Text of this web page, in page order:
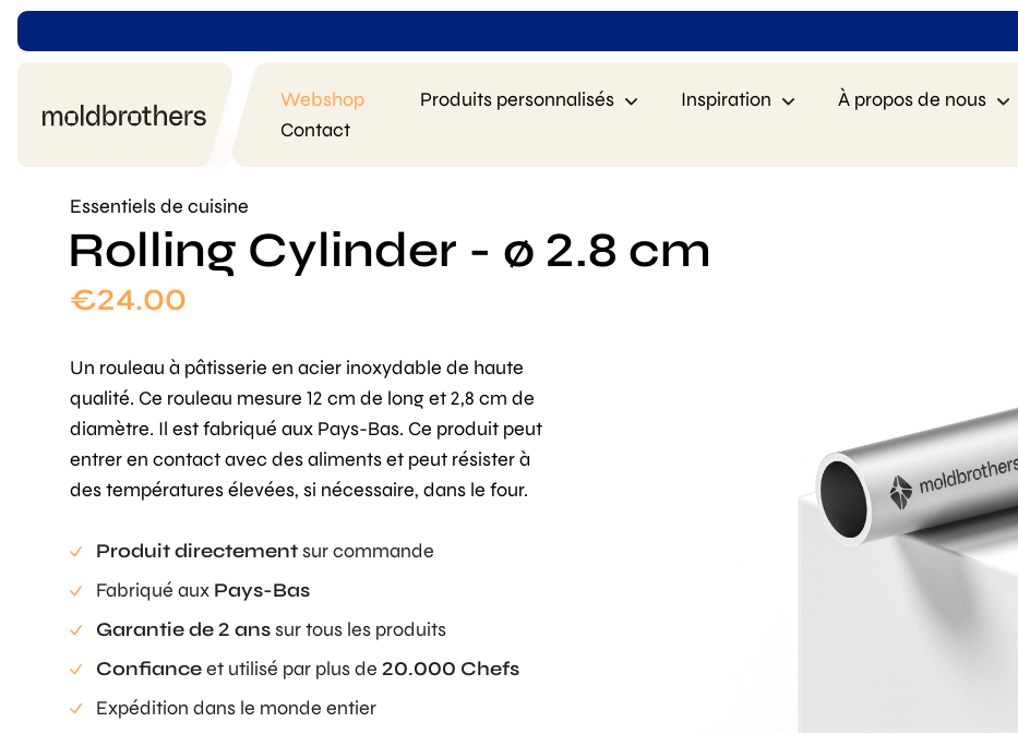
Webshop Produits personnalisés Inspiration
À propos de nous
Contact
Essentiels de cuisine
Rolling Cylinder - ø 2.8 cm
€24.00
Un rouleau à pâtisserie en acier inoxydable de haute
qualité. Ce rouleau mesure 12 cm de long et 2,8 cm de
diamètre. Il est fabriqué aux Pays-Bas. Ce produit peut
entrer en contact avec des aliments et peut résister à
des températures élevées, si nécessaire, dans le four.
Produit directementsur commande
Fabriqué aux Pays-Bas
Garantie de 2 anssur tous les produits
Confianceet utilisé par plus de 20.000 Chefs
Expédition dans le monde entier